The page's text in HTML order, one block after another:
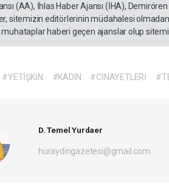
(AA), İhlas Haber Ajansı (İHA),
sitemizin editörlerinin müdahalesi
haberi geçen ajanslar olup
#YETİŞKİN #KADIN #CİNAYETLERİ
D. Temel Yurdaer
huraydingazetesi@gmail.com